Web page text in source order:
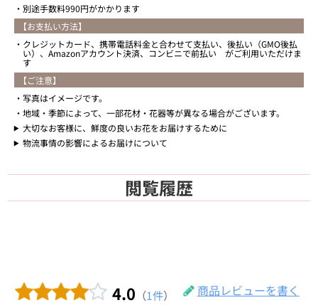
別途手数料990円がかかります
【お支払い方法】
クレジットカード、携帯電話料金と合わせて支払い、後払い（GMO後払
い）、Amazonアカウント決済、コンビニで前払い がご利用いただけま
す
【ご注意】
写真はイメージです。
地域・季節によって、一部花材・花器等が異なる場合がございます。
大切なお客様に、鮮度の良いお花をお届けするために
物流事情の影響によるお届けについて
閲覧履歴
4.0 （1件）
商品レビューを書く